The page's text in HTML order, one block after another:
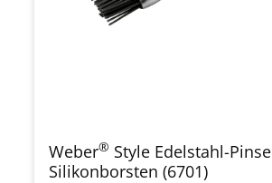
Weber® Style Edelstahl-
Silikonborsten (6701)